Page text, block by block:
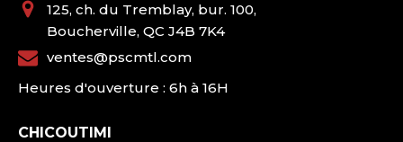
125, ch. du Tremblay, bur. 100,
Boucherville, QC J4B 7K4
ventes@pscmtl.com
Heures d'ouverture : 6h à 16H
CHICOUTIMI